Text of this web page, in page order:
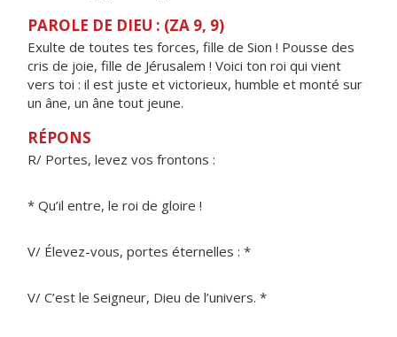
PAROLE DE DIEU : (ZA 9, 9)
Exulte de toutes tes forces, fille de Sion ! Pousse des
cris de joie, fille de Jérusalem ! Voici ton roi qui vient
vers toi : il est juste et victorieux, humble et monté sur
un âne, un âne tout jeune.
RÉPONS
R/ Portes, levez vos frontons :
* Qu’il entre, le roi de gloire !
V/ Élevez-vous, portes éternelles : *
V/ C’est le Seigneur, Dieu de l’univers. *